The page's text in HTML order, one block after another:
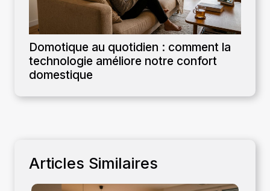
Domotique au quotidien : comment la
technologie améliore notre confort
domestique
Articles Similaires